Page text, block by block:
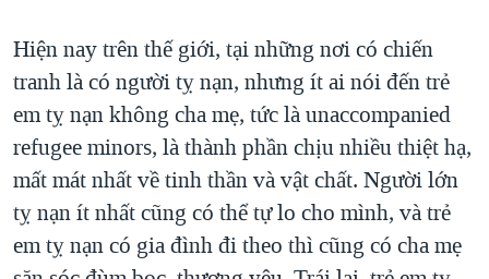
Hiện nay trên thế giới, tại những nơi có chiến
tranh là có người tỵ nạn, nhưng ít ai nói đến trẻ
em tỵ nạn không cha mẹ, tức là unaccompanied
refugee minors, là thành phần chịu nhiều thiệt hạ,
mất mát nhất về tinh thần và vật chất. Người lớn
tỵ nạn ít nhất cũng có thể tự lo cho mình, và trẻ
em tỵ nạn có gia đình đi theo thì cũng có cha mẹ